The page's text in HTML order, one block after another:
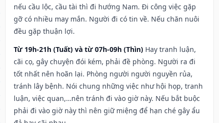
nếu cầu lộc, cầu tài thì đi hướng Nam. Đi công việc gặp
gỡ có nhiều may mắn. Người đi có tin về. Nếu chăn nuôi
đều gặp thuận lợi.
Từ 19h-21h (Tuất) và từ 07h-09h (Thìn) Hay tranh luận,
cãi cọ, gây chuyện đói kém, phải đề phòng. Người ra đi
tốt nhất nên hoãn lại. Phòng người người nguyền rủa,
tránh lây bệnh. Nói chung những việc như hội họp, tranh
luận, việc quan,…nên tránh đi vào giờ này. Nếu bắt buộc
phải đi vào giờ này thì nên giữ miệng để hạn ché gây ẩu